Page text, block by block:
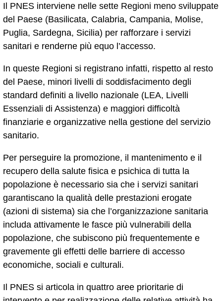
Il PNES interviene nelle sette Regioni meno sviluppate
del Paese (Basilicata, Calabria, Campania, Molise,
Puglia, Sardegna, Sicilia) per rafforzare i servizi
sanitari e renderne più equo l’accesso.
In queste Regioni si registrano infatti, rispetto al resto
del Paese, minori livelli di soddisfacimento degli
standard definiti a livello nazionale (LEA, Livelli
Essenziali di Assistenza) e maggiori difficoltà
finanziarie e organizzative nella gestione del servizio
sanitario.
Per perseguire la promozione, il mantenimento e il
recupero della salute fisica e psichica di tutta la
popolazione è necessario sia che i servizi sanitari
garantiscano la qualità delle prestazioni erogate
(azioni di sistema) sia che l’organizzazione sanitaria
includa attivamente le fasce più vulnerabili della
popolazione, che subiscono più frequentemente e
gravemente gli effetti delle barriere di accesso
economiche, sociali e culturali.
Il PNES si articola in quattro aree prioritarie di